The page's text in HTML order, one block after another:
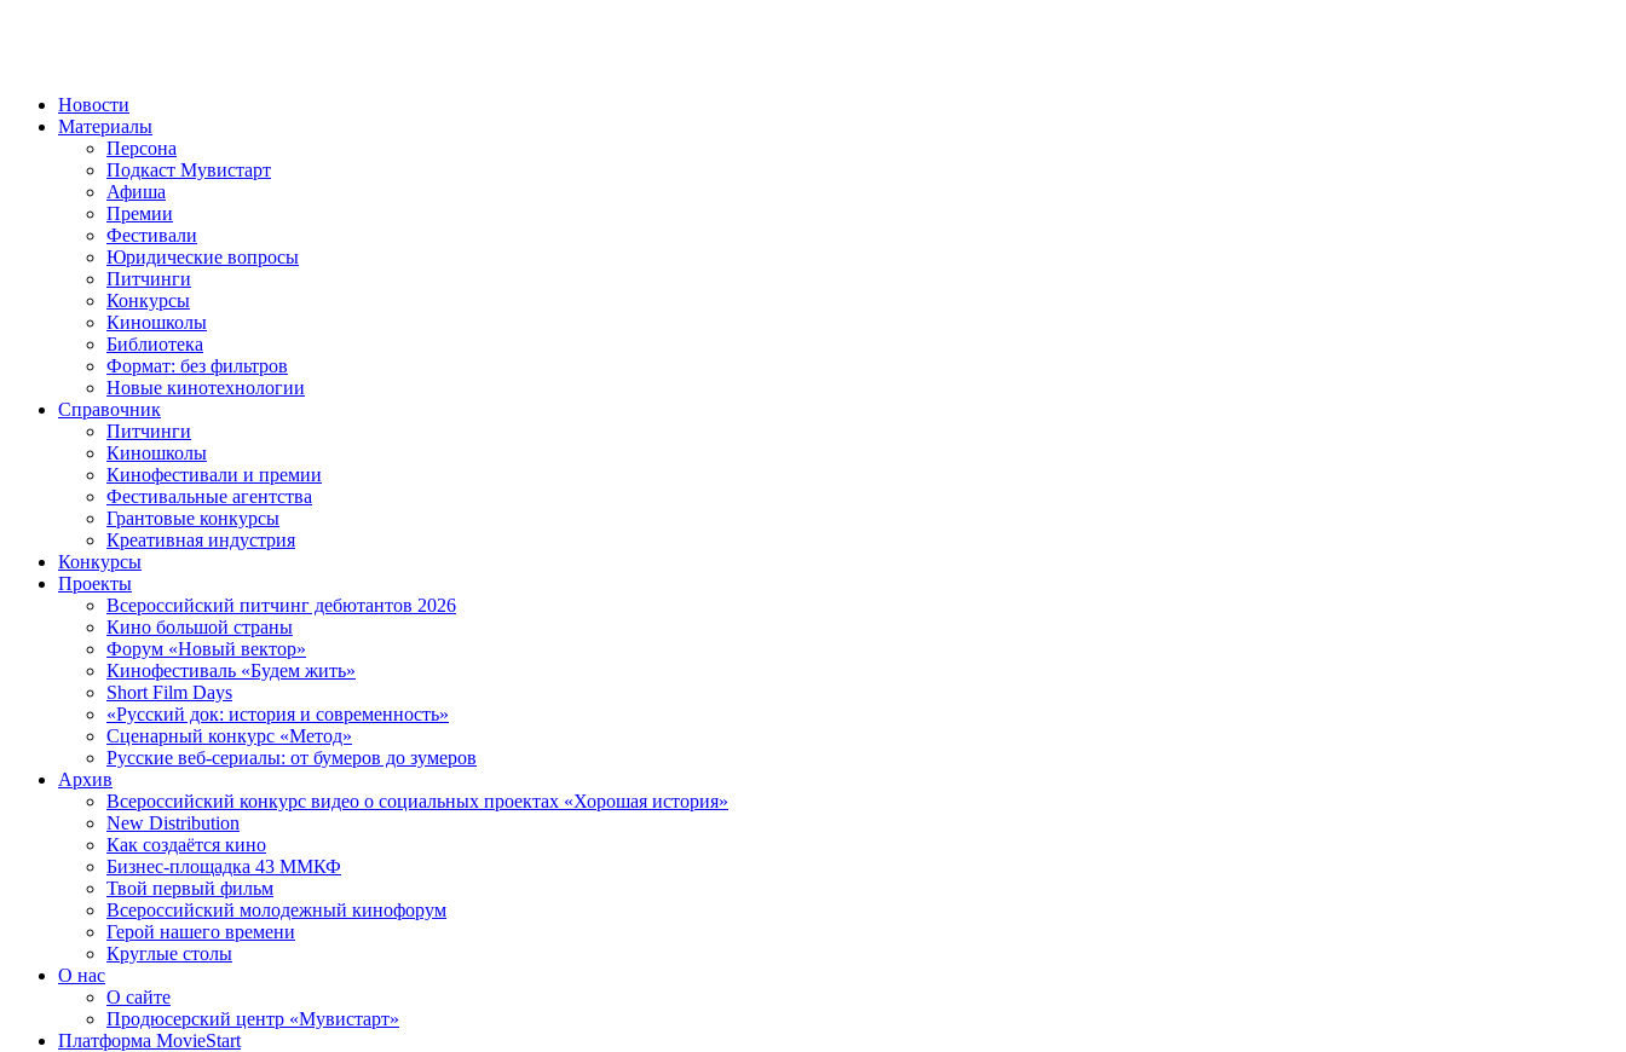
Новости
Материалы
Персона
Подкаст Мувистарт
Афиша
Премии
Фестивали
Юридические вопросы
Питчинги
Конкурсы
Киношколы
Библиотека
Формат: без фильтров
Новые кинотехнологии
Справочник
Питчинги
Киношколы
Кинофестивали и премии
Фестивальные агентства
Грантовые конкурсы
Креативная индустрия
Конкурсы
Проекты
Всероссийский питчинг дебютантов 2026
Кино большой страны
Форум «Новый вектор»
Кинофестиваль «Будем жить»
Short Film Days
«Русский док: история и современность»
Сценарный конкурс «Метод»
Русские веб-сериалы: от бумеров до зумеров
Архив
Всероссийский конкурс видео о социальных проектах «Хорошая история»
New Distribution
Как создаётся кино
Бизнес-площадка 43 ММКФ
Твой первый фильм
Всероссийский молодежный кинофорум
Герой нашего времени
Круглые столы
О нас
О сайте
Продюсерский центр «Мувистарт»
Платформа MovieStart